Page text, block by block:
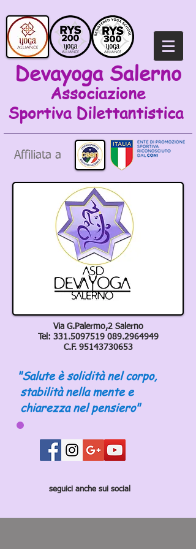
Devayoga Salerno
Associazione
Sportiva Dilettantistica
Affiliata a
Via G.Palermo,2 Salerno
Tel: 331.5097519 089.2964949
C.F. 95143730653
"Salute è solidità nel corpo,
stabilità nella mente e
chiarezza nel pensiero"
seguici anche sui social